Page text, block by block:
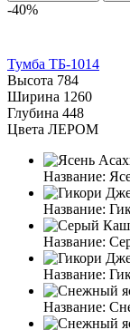
-40%
Тумба ТБ-1014
Высота 784
Ширина 1260
Глубина 448
Цвета ЛЕРОМ
Название:
Название:
Название:
Название:
Название: